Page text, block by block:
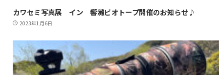
カワセミ写真展 イン 響灘ビオトープ開催のお知らせ♪
2023年1月6日